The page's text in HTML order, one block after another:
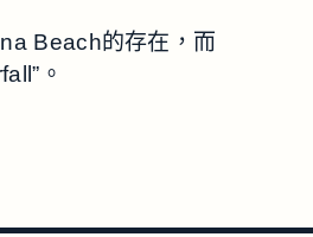
Beach的存在，而
。